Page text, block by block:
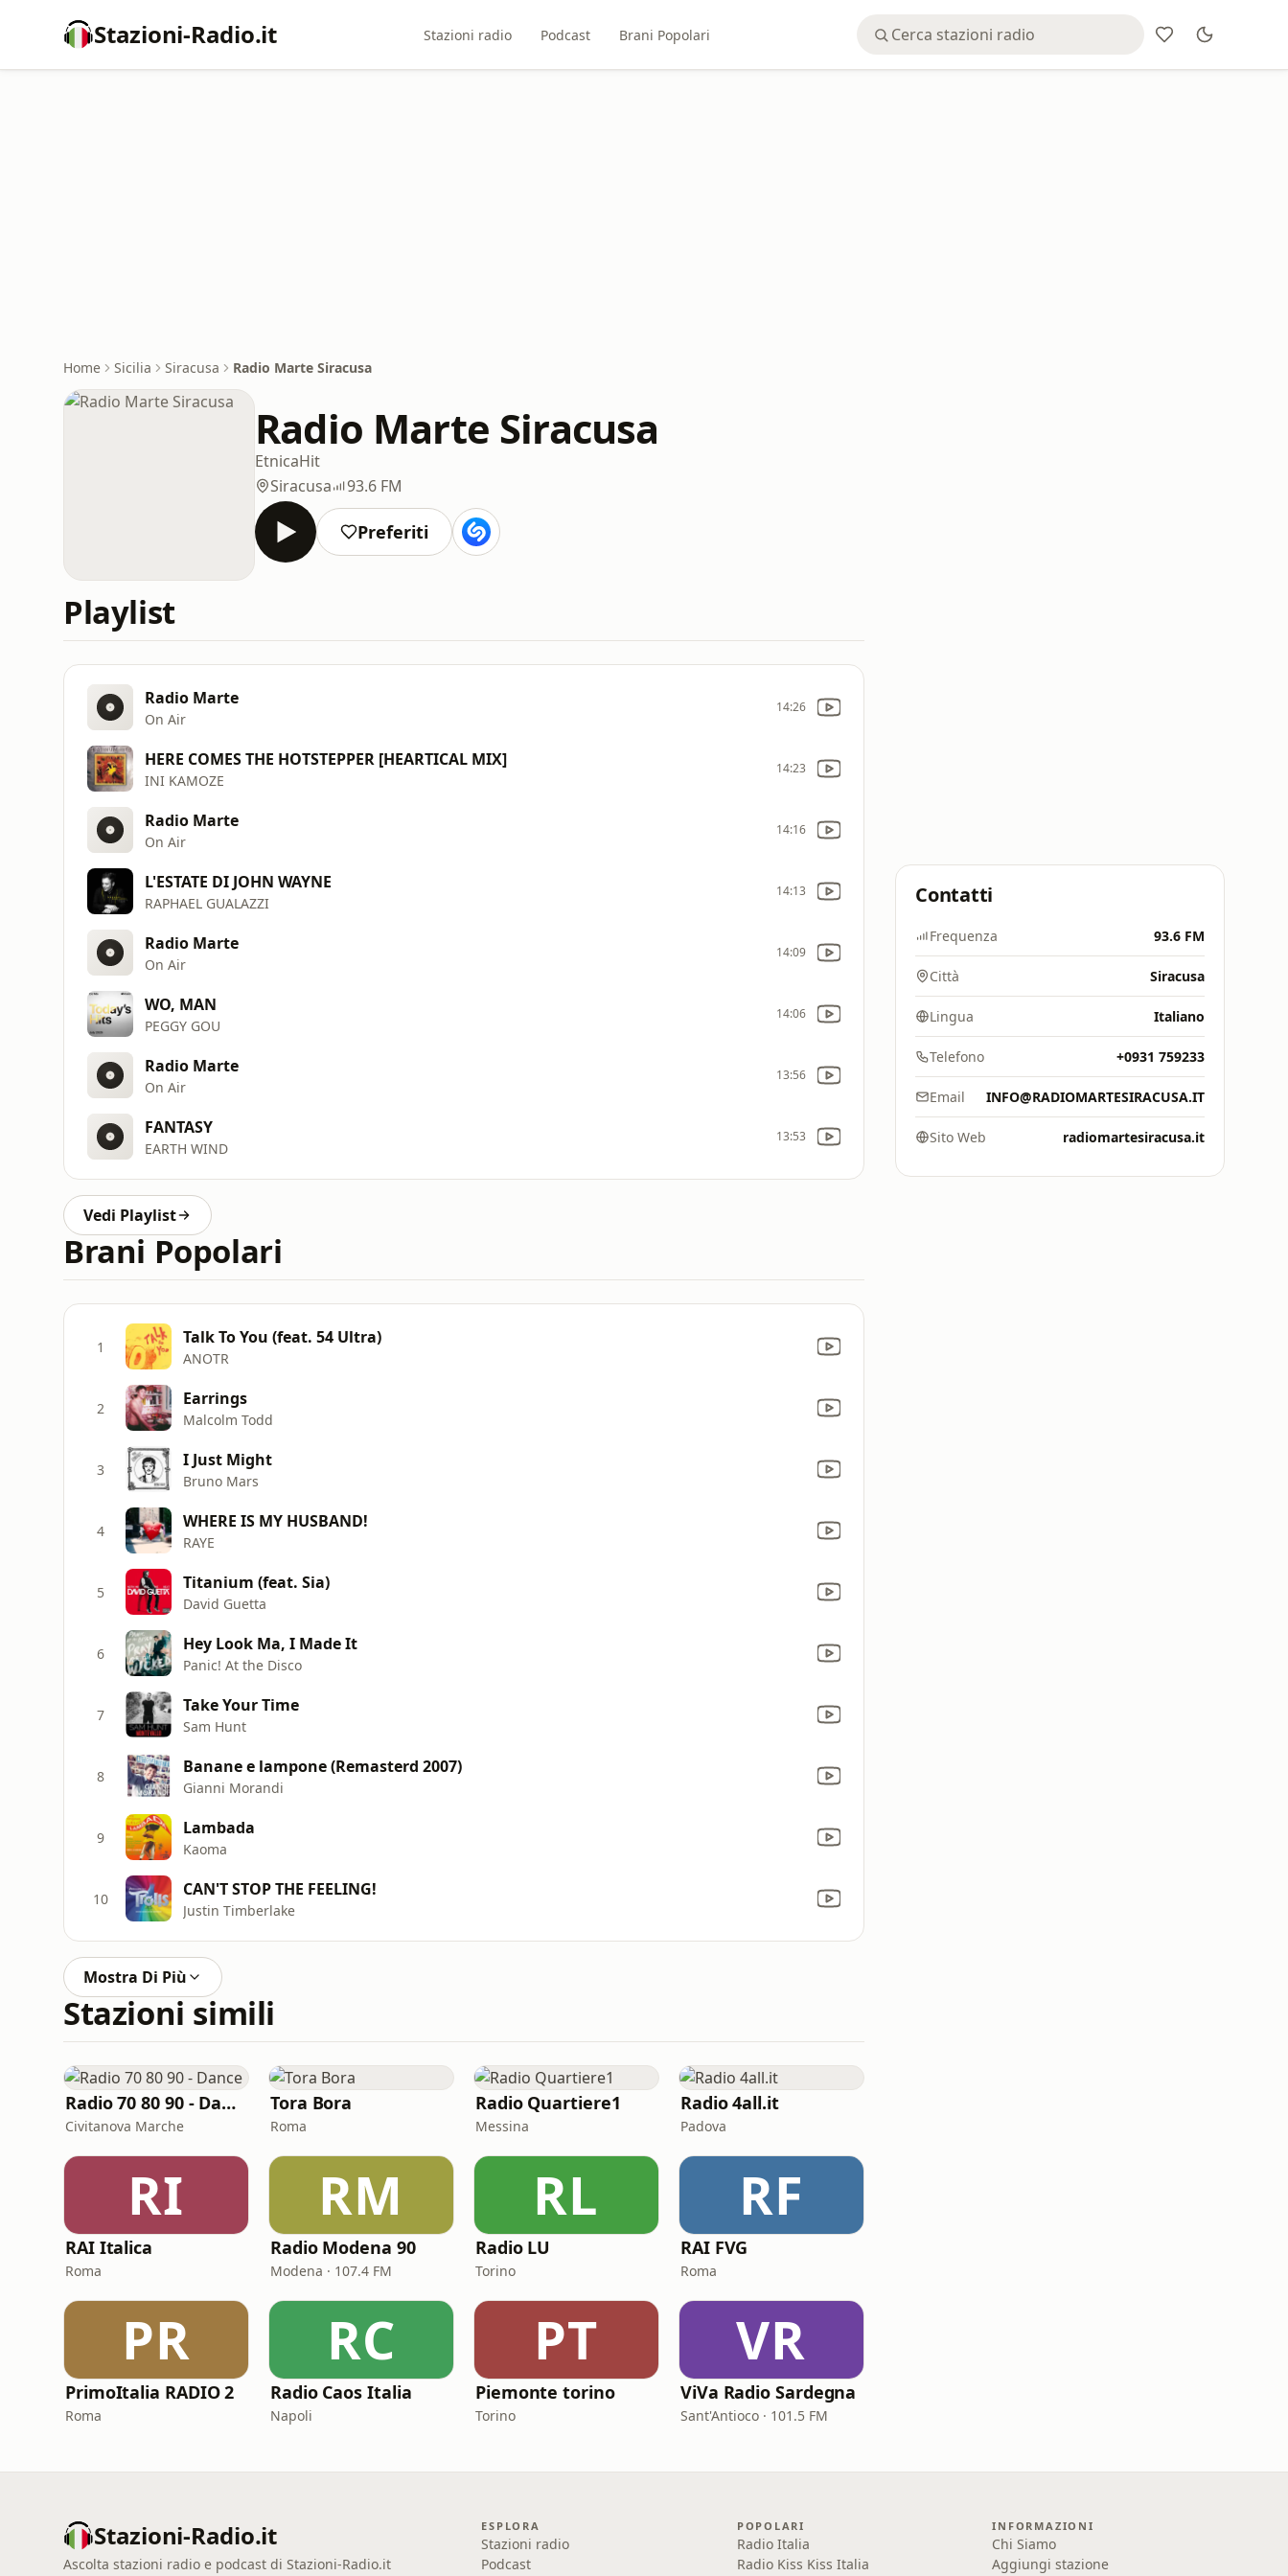
Stazioni-Radio.it Stazioni radio Podcast Brani Popolari
Home Sicilia Siracusa Radio Marte Siracusa
Radio Marte Siracusa
EtnicaHit
Siracusa
93.6 FM
Preferiti
Playlist
Radio Marte
On Air
14:26
HERE COMES THE HOTSTEPPER [HEARTICAL MIX]
INI KAMOZE
14:23
Radio Marte
On Air
14:16
L'ESTATE DI JOHN WAYNE
RAPHAEL GUALAZZI
14:13
Radio Marte
On Air
14:09
WO, MAN
PEGGY GOU
14:06
Radio Marte
On Air
13:56
FANTASY
EARTH WIND
13:53
Vedi Playlist
Brani Popolari
1 Talk To You (feat. 54 Ultra)
ANOTR
2 Earrings
Malcolm Todd
3 I Just Might
Bruno Mars
4 WHERE IS MY HUSBAND!
RAYE
5 Titanium (feat. Sia)
David Guetta
6 Hey Look Ma, I Made It
Panic! At the Disco
7 Take Your Time
Sam Hunt
8 Banane e lampone (Remasterd 2007)
Gianni Morandi
9 Lambada
Kaoma
10 CAN'T STOP THE FEELING!
Justin Timberlake
Mostra Di Più
Stazioni simili
Radio 70 80 90 - Dance
Civitanova Marche
Tora Bora
Roma
Radio Quartiere1
Messina
Radio 4all.it
Padova
RI
RAI Italica
Roma
RM
Radio Modena 90
Modena · 107.4 FM
RL
Radio LU
Torino
RF
RAI FVG
Roma
PR
PrimoItalia RADIO 2
Roma
RC
Radio Caos Italia
Napoli
PT
Piemonte torino
Torino
VR
ViVa Radio Sardegna
Sant'Antioco · 101.5 FM
Contatti
Frequenza 93.6 FM
Città Siracusa
Lingua Italiano
Telefono +0931 759233
Email INFO@RADIOMARTESIRACUSA.IT
Sito Web radiomartesiracusa.it
Stazioni-Radio.it
Ascolta stazioni radio e podcast di Stazioni-Radio.it
ESPLORA
Stazioni radio
Podcast
POPOLARI
Radio Italia
Radio Kiss Kiss Italia
INFORMAZIONI
Chi Siamo
Aggiungi stazione